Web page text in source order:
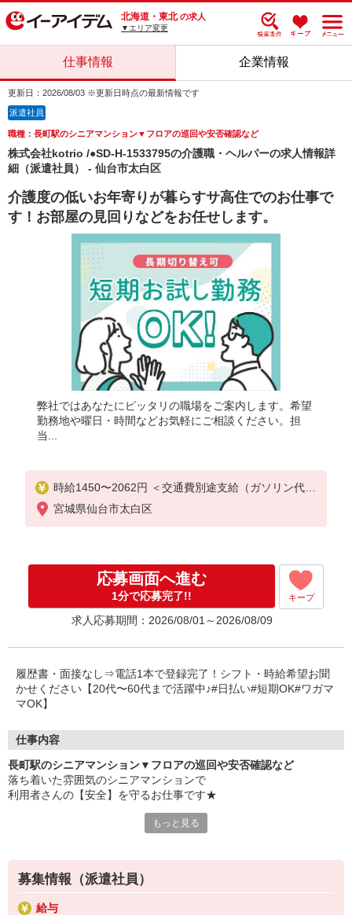
北海道・東北 の求人
▼エリア変更
仕事情報 企業情報
更新日：2026/08/03 ※更新日時点の最新情報です
派遣社員
職種：長町駅のシニアマンション▼フロアの巡回や安否確認など
株式会社kotrio /●SD-H-1533795の介護職・ヘルパーの求人情報詳
細（派遣社員） - 仙台市太白区
介護度の低いお年寄りが暮らすサ高住でのお仕事で
す！お部屋の見回りなどをお任せします。
弊社ではあなたにピッタリの職場をご案内します。希望
勤務地や曜日・時間などお気軽にご相談ください。担
当...
時給1450〜2062円 ＜交通費別途支給（ガソリン代含
む）・日払い・週払いOK＞
宮城県仙台市太白区
応募画面へ進む
1分で応募完了!! キープ
求人応募期間：2026/08/01～2026/08/09
履歴書・面接なし⇒電話1本で登録完了！シフト・時給希望お聞
かせください【20代〜60代まで活躍中♪#日払い#短期OK#ワガマ
マOK】
仕事内容
長町駅のシニアマンション▼フロアの巡回や安否確認など
落ち着いた雰囲気のシニアマンションで
利用者さんの【安全】を守るお仕事です★
・必要に応じた介助 など
利用者さんが「一人でできないこと」を手助けします。
もっと見る
募集情報（派遣社員）
給与